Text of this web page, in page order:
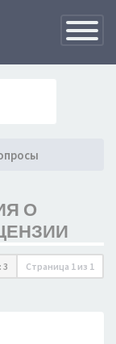
О
Страница 1 из 1